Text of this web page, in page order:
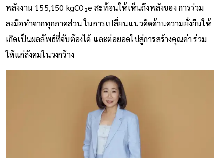
พลังงาน 155,150 kgCO₂e สะท้อนให้เห็นถึงพลังของ การร่วม
ลงมือทำจากทุกภาคส่วน ในการเปลี่ยนแนวคิดด้านความยั่งยืนให้
เกิดเป็นผลลัพธ์ที่จับต้องได้ และต่อยอดไปสู่การสร้างคุณค่า ร่วม
ให้แก่สังคมในวงกว้าง